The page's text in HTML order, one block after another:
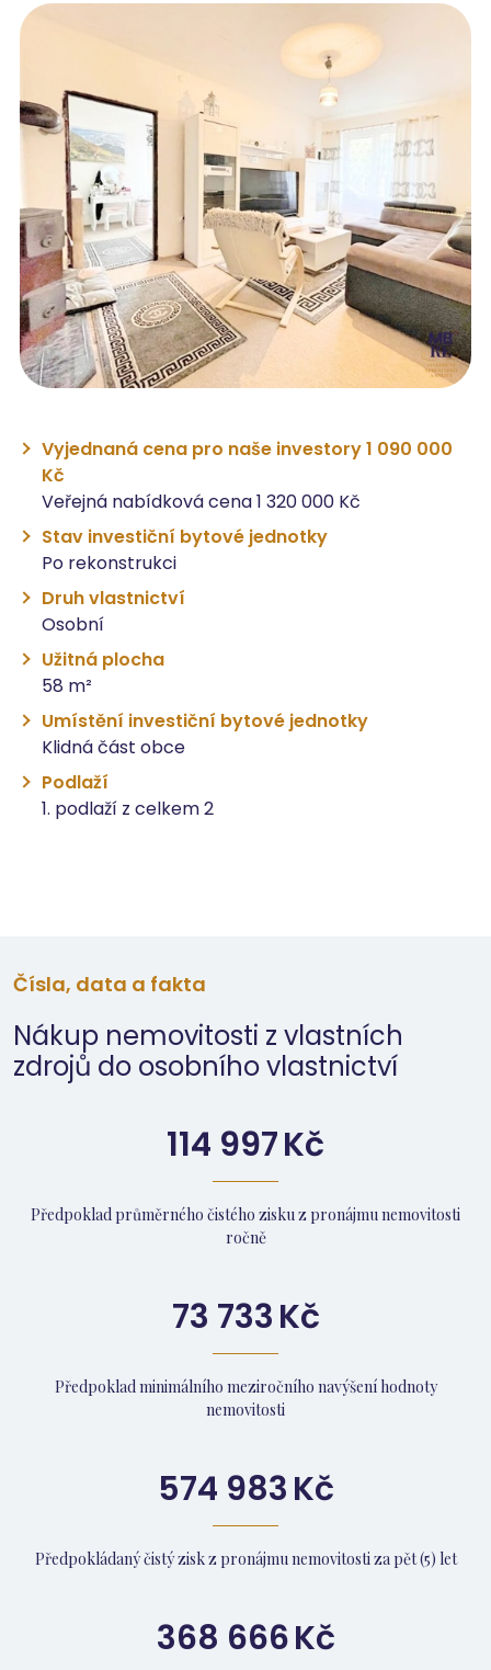
Vyjednaná cena pro naše investory 1 090 000
Kč
Veřejná nabídková cena 1 320 000 Kč
Stav investiční bytové jednotky
Po rekonstrukci
Druh vlastnictví
Osobní
Užitná plocha
58 m²
Umístění investiční bytové jednotky
Klidná část obce
Podlaží
1. podlaží z celkem 2
Čísla, data a fakta
Nákup nemovitosti z vlastních
zdrojů do osobního vlastnictví
114 997Kč
Předpoklad průměrného čistého zisku z pronájmu nemovitosti
ročně
73 733Kč
Předpoklad minimálního meziročního navýšení hodnoty
nemovitosti
574 983Kč
Předpokládaný čistý zisk z pronájmu nemovitosti za pět (5) let
368 666Kč